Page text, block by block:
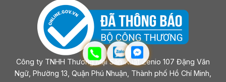
Công ty TNHH Thương Mại Sản Xuất Zenio 107 Đặng Văn
Ngữ, Phường 13, Quận Phú Nhuận, Thành phố Hồ Chí Minh,